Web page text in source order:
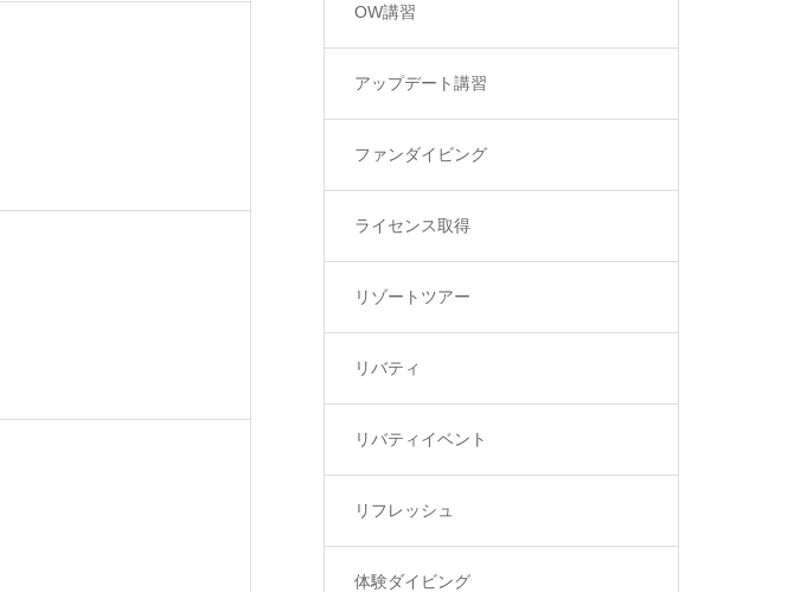
OW講習
アップデート講習
ファンダイビング
ライセンス取得
リゾートツアー
リバティ
リバティイベント
リフレッシュ
体験ダイビング